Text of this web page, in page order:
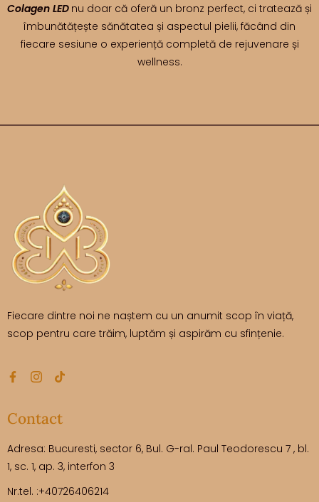
Colagen LED nu doar că oferă un bronz perfect, ci tratează și
îmbunătățește sănătatea și aspectul pielii, făcând din
fiecare sesiune o experiență completă de rejuvenare și
wellness.
Fiecare dintre noi ne naștem cu un anumit scop în viață,
scop pentru care trăim, luptăm și aspirăm cu sfințenie.
Contact
Adresa: Bucuresti, sector 6, Bul. G-ral. Paul Teodorescu 7 , bl.
1, sc. 1, ap. 3, interfon 3
Nr.tel. :+40726406214